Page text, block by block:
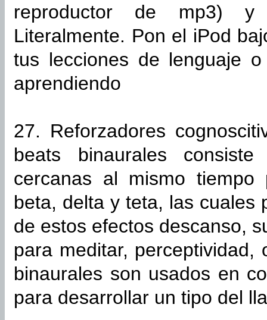
reproductor de mp3) y
Literalmente. Pon el iPod
tus lecciones de lenguaje
aprendiendo
27. Reforzadores
beats binaurales
cercanas al mismo
beta, delta y teta, las cuales
de estos efectos descanso,
para meditar, perceptividad,
binaurales son usados en
para desarrollar un tipo del